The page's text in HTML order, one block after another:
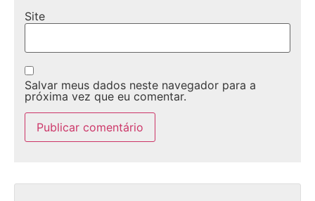
Site
Salvar meus dados neste navegador para a
próxima vez que eu comentar.